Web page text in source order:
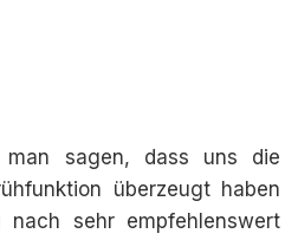
man sagen, dass uns die
überzeugt haben
nach sehr empfehlenswert